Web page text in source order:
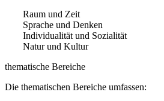
Raum und Zeit
Sprache und Denken
Individualität und Sozialität
Natur und Kultur
thematische Bereiche
Die thematischen Bereiche umfassen: